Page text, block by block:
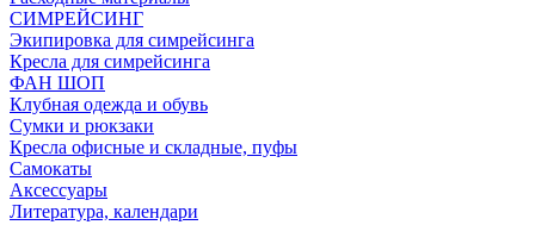
СИМРЕЙСИНГ
Экипировка для симрейсинга
Кресла для симрейсинга
ФАН ШОП
Клубная одежда и обувь
Сумки и рюкзаки
Кресла офисные и складные, пуфы
Самокаты
Аксессуары
Литература, календари